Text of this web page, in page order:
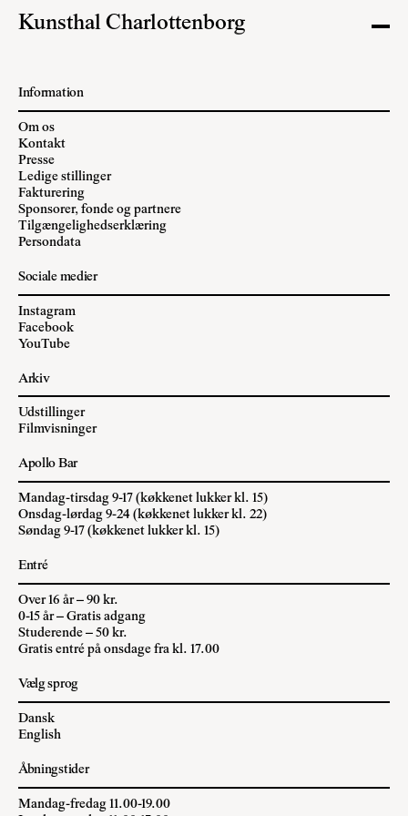
Kunsthal Charlottenborg
Information
Om os
Kontakt
Presse
Ledige stillinger
Fakturering
Sponsorer, fonde og partnere
Tilgængelighedserklæring
Persondata
Sociale medier
Instagram
Facebook
YouTube
Arkiv
Udstillinger
Filmvisninger
Apollo Bar
Mandag-tirsdag 9-17 (køkkenet lukker kl. 15)
Onsdag-lørdag 9-24 (køkkenet lukker kl. 22)
Søndag 9-17 (køkkenet lukker kl. 15)
Entré
Over 16 år – 90 kr.
0-15 år – Gratis adgang
Studerende – 50 kr.
Gratis entré på onsdage fra kl. 17.00
Vælg sprog
Dansk
English
Åbningstider
Mandag-fredag 11.00-19.00